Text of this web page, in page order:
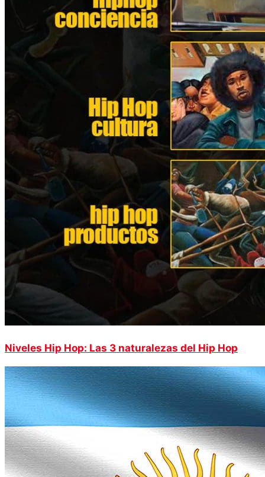
Niveles Hip Hop: Las 3 naturalezas del Hip Hop